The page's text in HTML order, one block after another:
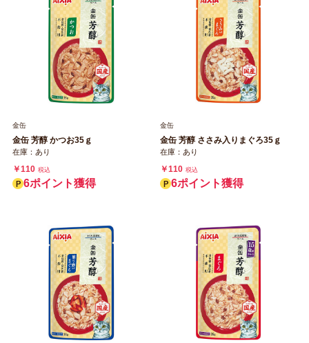
金缶
金缶 芳醇 かつお35ｇ
在庫：あり
￥110 税込
6ポイント獲得
金缶
金缶 芳醇 ささみ入りまぐろ35ｇ
在庫：あり
￥110 税込
6ポイント獲得